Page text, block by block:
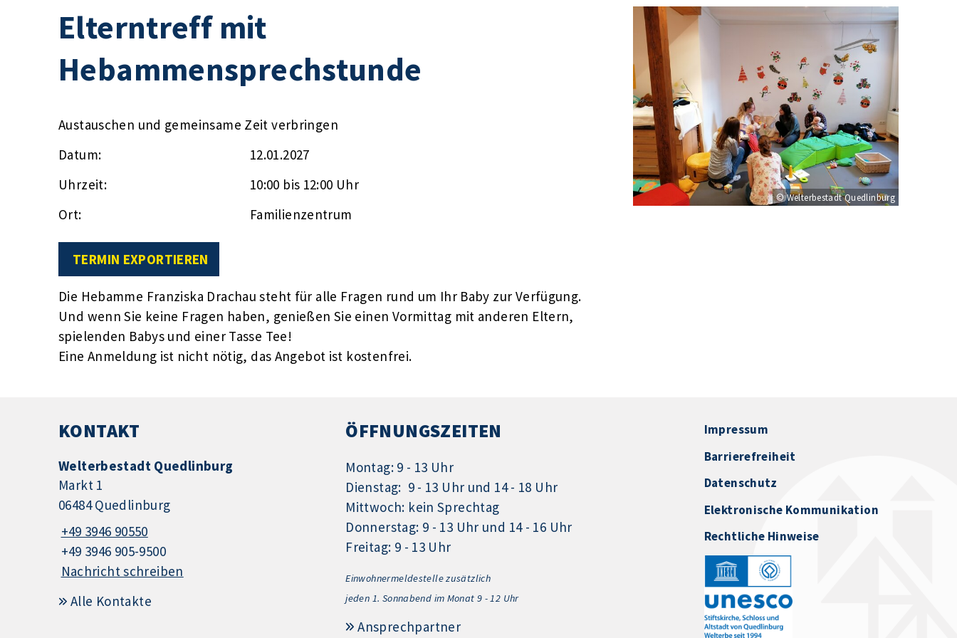
Elterntreff mit
Hebammensprechstunde
Austauschen und gemeinsame Zeit verbringen
Datum:
12.01.2027
Uhrzeit:
10:00 bis 12:00 Uhr
Ort:
Familienzentrum
TERMIN EXPORTIEREN
Die Hebamme Franziska Drachau steht für alle Fragen rund um Ihr Baby zur Verfügung.
Und wenn Sie keine Fragen haben, genießen Sie einen Vormittag mit anderen Eltern,
spielenden Babys und einer Tasse Tee!
Eine Anmeldung ist nicht nötig, das Angebot ist kostenfrei.
© Welterbestadt Quedlinburg
KONTAKT
Welterbestadt Quedlinburg
Markt 1
06484 Quedlinburg
+49 3946 90550
+49 3946 905-9500
Nachricht schreiben
Alle Kontakte
ÖFFNUNGSZEITEN
Montag: 9 - 13 Uhr
Dienstag: 9 - 13 Uhr und 14 - 18 Uhr
Mittwoch: kein Sprechtag
Donnerstag: 9 - 13 Uhr und 14 - 16 Uhr
Freitag: 9 - 13 Uhr
Einwohnermeldestelle zusätzlich
jeden 1. Sonnabend im Monat 9 - 12 Uhr
Ansprechpartner
Impressum
Barrierefreiheit
Datenschutz
Elektronische Kommunikation
Rechtliche Hinweise